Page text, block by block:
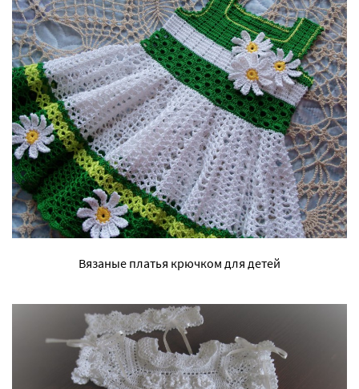
Вязаные платья крючком для детей